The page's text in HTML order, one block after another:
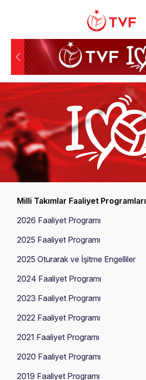
Milli Takımlar Faaliyet Programları
2026 Faaliyet Programı
2025 Faaliyet Programı
2025 Oturarak ve İşitme Engelliler
2024 Faaliyet Programı
2023 Faaliyet Programı
2022 Faaliyet Programı
2021 Faaliyet Programı
2020 Faaliyet Programı
2019 Faaliyet Programı